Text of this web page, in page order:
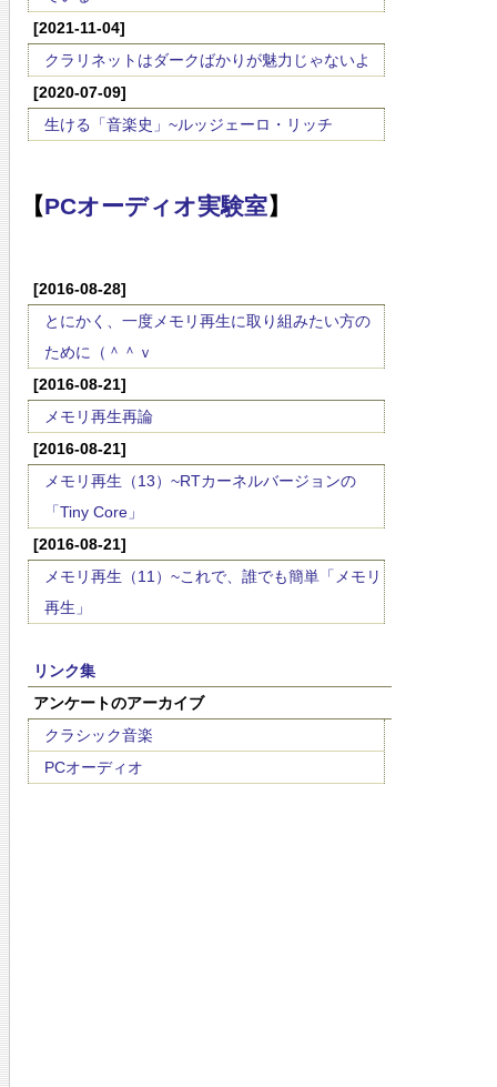
[2021-11-04]
クラリネットはダークばかりが魅力じゃないよ
[2020-07-09]
生ける「音楽史」~ルッジェーロ・リッチ
【PCオーディオ実験室】
[2016-08-28]
とにかく、一度メモリ再生に取り組みたい方の
ために（＾＾ｖ
[2016-08-21]
メモリ再生再論
[2016-08-21]
メモリ再生（13）~RTカーネルバージョンの
「Tiny Core」
[2016-08-21]
メモリ再生（11）~これで、誰でも簡単「メモリ
再生」
リンク集
アンケートのアーカイブ
クラシック音楽
PCオーディオ